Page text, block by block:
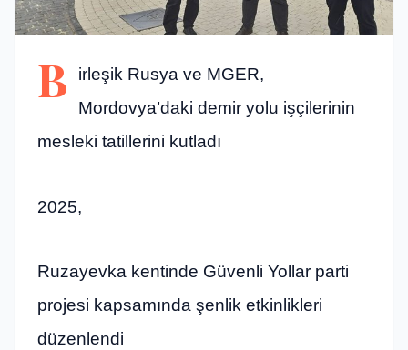
B
irleşik Rusya ve MGER,
Mordovya’daki demir yolu işçilerinin
mesleki tatillerini kutladı
2025,
Ruzayevka kentinde Güvenli Yollar parti
projesi kapsamında şenlik etkinlikleri
düzenlendi